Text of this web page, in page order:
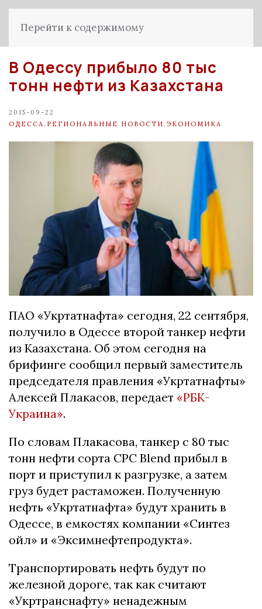
Перейти к содержимому
В Одессу прибыло 80 тыс
тонн нефти из Казахстана
2015-09-22
ОДЕССА
РЕГИОНАЛЬНЫЕ НОВОСТИ ЭКОНОМИКА
ПАО «Укртатнафта» сегодня, 22 сентября,
получило в Одессе второй танкер нефти
из Казахстана. Об этом сегодня на
брифинге сообщил первый заместитель
председателя правления «Укртатнафты»
Алексей Плакасов, передает «РБК-
Украина».
По словам Плакасова, танкер с 80 тыс
тонн нефти сорта CPC Вlend прибыл в
порт и приступил к разгрузке, а затем
груз будет растаможен. Полученную
нефть «Укртатнафта» будут хранить в
Одессе, в емкостях компании «Синтез
ойл» и «Эксимнефтепродукта».
Транспортировать нефть будут по
железной дороге, так как считают
«Укртранснафту» ненадежным